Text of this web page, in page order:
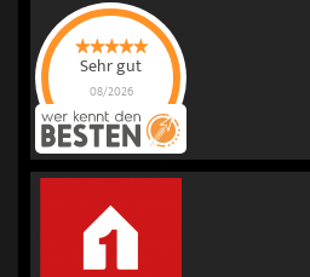
Sehr gut
08/2026
KORREKT
IMMOBILIEN |
Immobilienmakler
für Bewertung &
5Sternen |
236
KORREKT
IMMOBILIEN |
für Bewertung &